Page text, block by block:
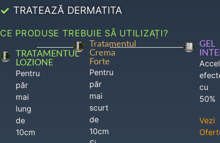
TRATEAZĂ DERMATITA
CE PRODUSE TREBUIE SĂ UTILIZAȚI?
TRATAMENTUL
LOZIONE
Pentru
păr
mai
lung
de
10cm
Tratamentul
Crema
Forte
Pentru
păr
mai
scurt
de
10cm
GEL
cu
50%
Vezi